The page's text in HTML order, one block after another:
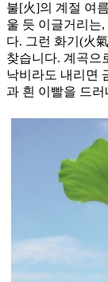
불[火]의 계절 여
울 듯 이글거리는
다. 그런 화기(火
찾습니다. 계곡으
낙비라도 내리면
과 흰 이빨을 드